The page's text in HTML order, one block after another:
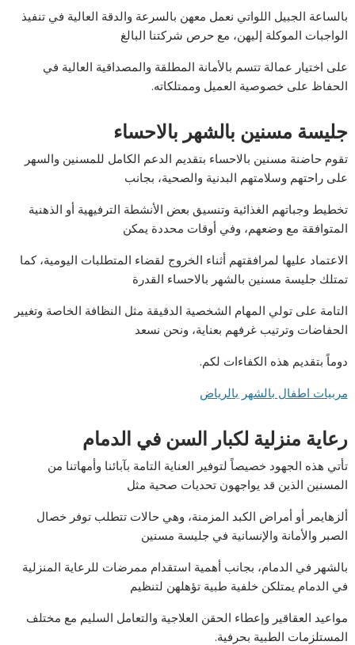
بالساعة الجبيل اللواتي نعمل معهن بالسرعة والدقة العالية في تنفيذ
الواجبات الموكلة إليهن، مع حرص شركتنا البالغ
على اختيار عمالة تتسم بالأمانة المطلقة والمصداقية العالية في
الحفاظ على خصوصية العميل وممتلكاته.
جليسة مسنين بالشهر بالاحساء
تقوم حاضنة مسنين بالاحساء بتقديم الدعم الكامل للمسنين والسهر
على راحتهم وسلامتهم البدنية والصحية، بجانب
تخطيط وجباتهم الغذائية وتنسيق بعض الأنشطة الترفيهية أو الذهنية
المتوافقة مع وضعهم، وفي أوقات محددة يمكن
الاعتماد عليها لمرافقتهم أثناء الخروج لقضاء المتطلبات اليومية، كما
تمتلك جليسة مسنين بالشهر بالاحساء القدرة
التامة على تولي المهام الشخصية الدقيقة مثل النظافة الخاصة وتغيير
الحفاضات وترتيب غرفهم بعناية، ونحن نسعد
دوماً بتقديم هذه الكفاءات لكم.
مربيات اطفال بالشهر بالرياض
رعاية منزلية لكبار السن في الدمام
تأتي هذه الجهود خصيصاً لتوفير العناية التامة بآبائنا وأمهاتنا من
المسنين الذين قد يواجهون تحديات صحية مثل
ألزهايمر أو أمراض الكبد المزمنة، وهي حالات تتطلب توفر خصال
الصبر والأمانة والإنسانية في جليسة مسنين
بالشهر في الدمام، بجانب أهمية استقدام ممرضات للرعاية المنزلية
في الدمام يمتلكن خلفية طبية تؤهلهن لتنظيم
مواعيد العقاقير وإعطاء الحقن العلاجية والتعامل السليم مع مختلف
المستلزمات الطبية بحرفية.